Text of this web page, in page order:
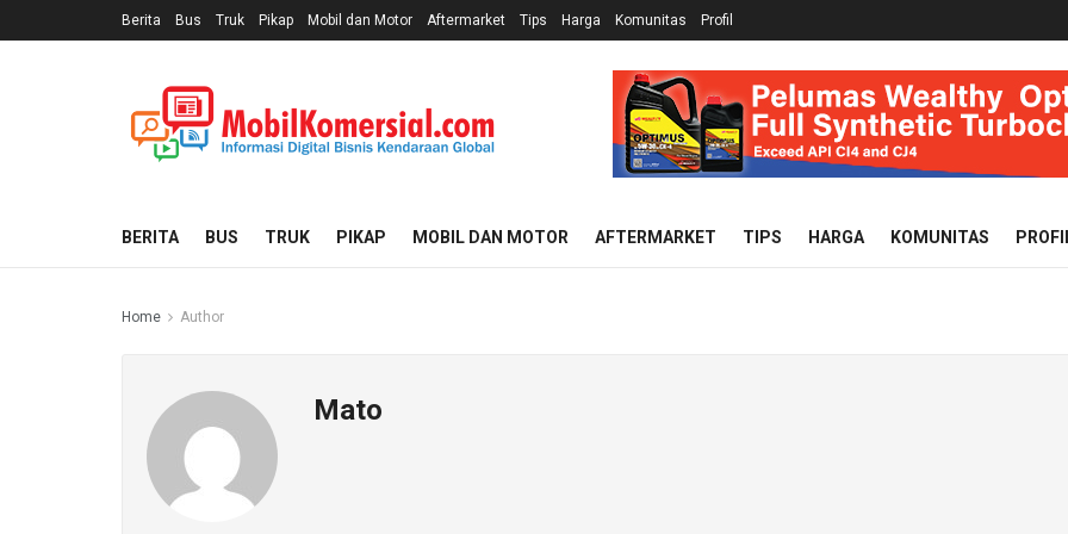
Berita Bus Truk Pikap Mobil dan Motor Aftermarket Tips Harga Komunitas Profil
BERITA BUS TRUK PIKAP MOBIL DAN MOTOR AFTERMARKET TIPS HARGA KOMUNITAS
Home Author
Mato